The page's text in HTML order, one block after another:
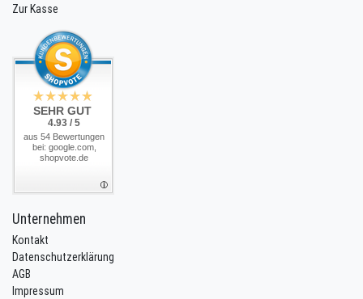
Zur Kasse
SEHR GUT
4.93 / 5
aus 54 Bewertungen
bei: google.com,
shopvote.de
Unternehmen
Kontakt
Datenschutzerklärung
AGB
Impressum